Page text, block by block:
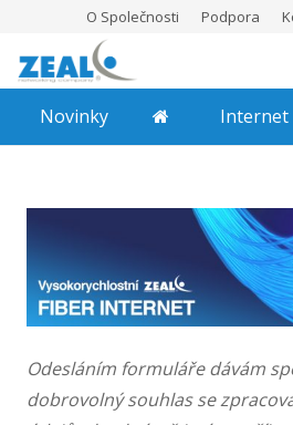
O Společnosti Podpora
Novinky Internet
Odesláním formuláře dávám
dobrovolný souhlas se